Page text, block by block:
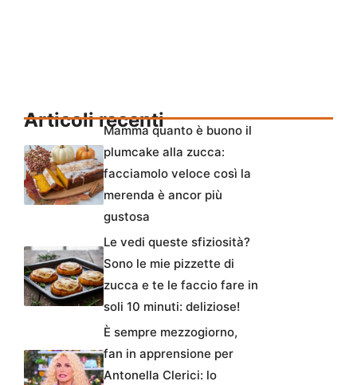
Articoli recentiMamma quanto è buono il
plumcake alla zucca:
facciamolo veloce così la
merenda è ancor più
gustosa
Le vedi queste sfiziosità?
Sono le mie pizzette di
zucca e te le faccio fare in
soli 10 minuti: deliziose!
È sempre mezzogiorno,
fan in apprensione per
Antonella Clerici: lo